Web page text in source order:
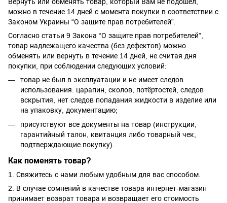
можно в течение 14 дней с момента покупки в соответствии с
Законом Украины “О защите прав потребителей”.
Согласно статьи 9 Закона “О защите прав потребителей”,
товар надлежащего качества (без дефектов) можно
обменять или вернуть в течение 14 дней, не считая дня
покупки, при соблюдении следующих условий:
товар не был в эксплуатации и не имеет следов
использования: царапин, сколов, потёртостей, следов
вскрытия, нет следов попадания жидкости в изделие или
на упаковку, документацию;
присутствуют все документы на товар (инструкции,
гарантийный талон, квитанция либо товарный чек,
подтверждающие покупку).
Как поменять товар?
1. Свяжитесь с нами любым удобным для вас способом.
2. В случае сомнений в качестве товара интернет-магазин
принимает возврат товара и возвращает его стоимость